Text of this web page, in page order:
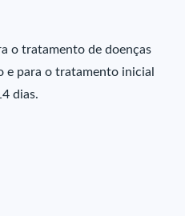
o tratamento de doenças
para o tratamento inicial
dias.